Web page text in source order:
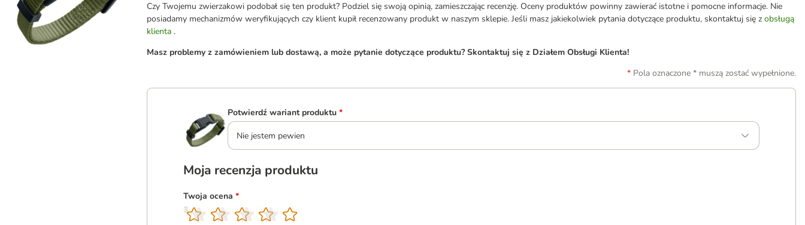
Czy Twojemu zwierzakowi podobał się ten produkt? Podziel się swoją opinią, zamieszczając recenzję. Oceny produktów powinny zawierać istotne i pomocne informacje. Nie
posiadamy mechanizmów weryfikujących czy klient kupił recenzowany produkt w naszym sklepie. Jeśli masz jakiekolwiek pytania dotyczące produktu, skontaktuj się z obsługą
klienta .
Masz problemy z zamówieniem lub dostawą, a może pytanie dotyczące produktu? Skontaktuj się z Działem Obsługi Klienta!
Pola oznaczone * muszą zostać wypełnione.
Potwierdź wariant produktu *
Nie jestem pewien
Moja recenzja produktu
Twoja ocena *
1
2
3
4
5